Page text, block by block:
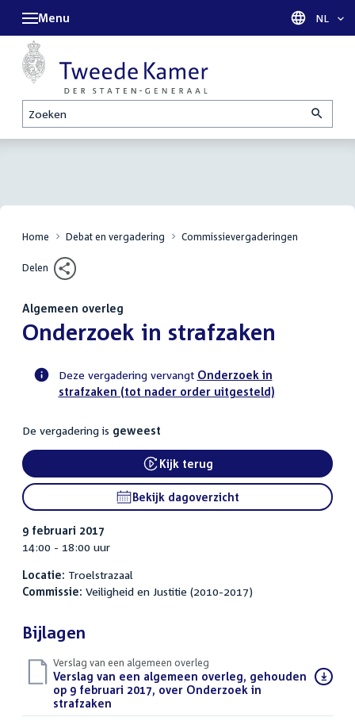
Zoeken
Menu Taal
NL
Home Debat en vergadering Commissievergaderingen
Delen
Algemeen overleg
:Onderzoek in strafzaken
Voortgangsstatus
activiteit
Deze vergadering vervangt Onderzoek in
strafzaken (tot nader order uitgesteld)
De vergadering is geweest
External link:
Kijk terug
Bekijk dagoverzicht
9 februari 2017
14:00 - 18:00 uur
Locatie: Troelstrazaal
Commissie: Veiligheid en Justitie (2010-2017)
Bijlagen
Verslag van een algemeen overleg
Download
bestand:
Verslag van een algemeen overleg, gehouden
op 9 februari 2017, over Onderzoek in
strafzaken